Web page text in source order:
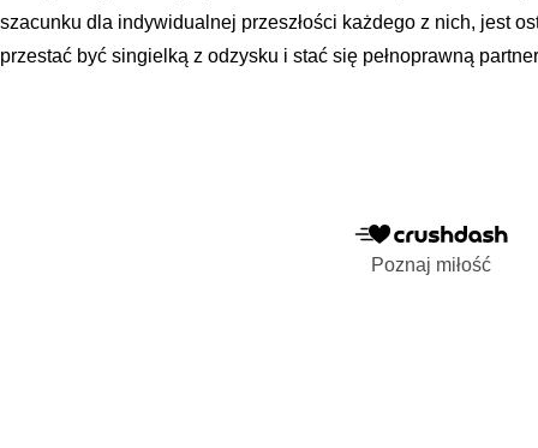
szacunku dla indywidualnej przeszłości każdego z nich, jest
przestać być singielką z odzysku i stać się pełnoprawną
Poznaj miłość